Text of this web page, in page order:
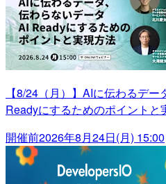
【8/24（月）】AIに伝わるデ
Readyにするためのポイントと
開催前2026年8月24日(月) 15:00